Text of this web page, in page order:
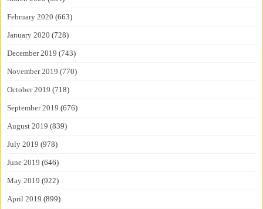
February 2020 (663)
January 2020 (728)
December 2019 (743)
November 2019 (770)
October 2019 (718)
September 2019 (676)
August 2019 (839)
July 2019 (978)
June 2019 (646)
May 2019 (922)
April 2019 (899)